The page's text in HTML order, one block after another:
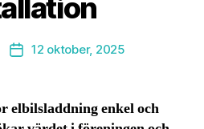
Inläggsdatum
12 oktober, 2025
elbilsladdning enkel och